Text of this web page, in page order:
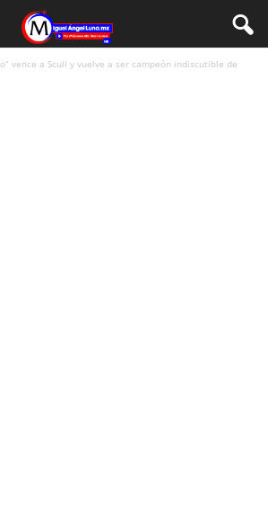
vence a Scull y vuelve a ser campeón indiscutible de